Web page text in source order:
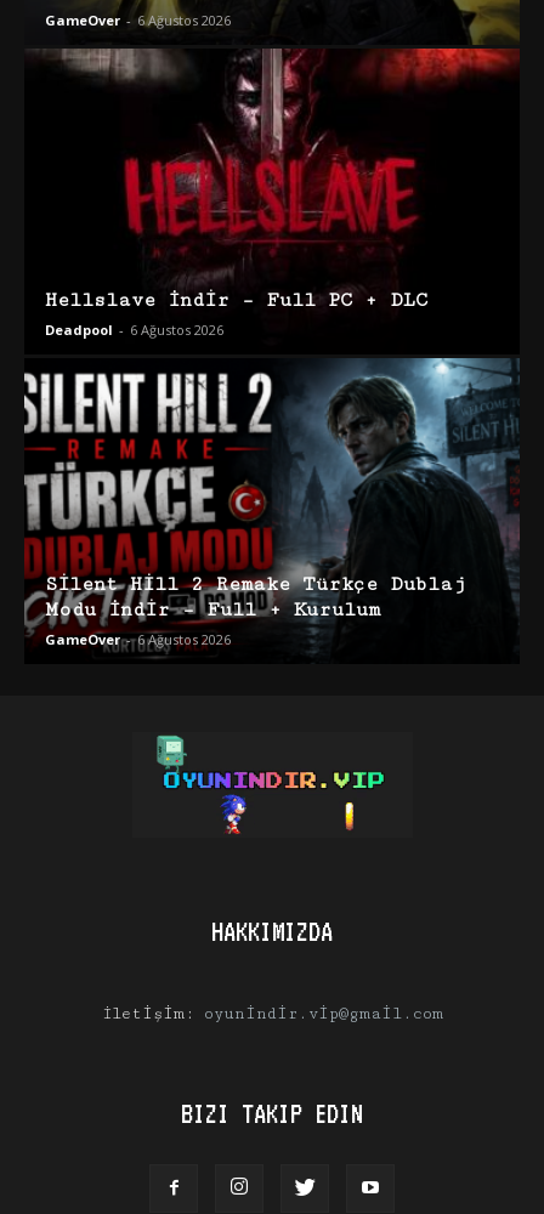
GameOver - 6 Ağustos 2026
Hellslave İndir – Full PC + DLC
Deadpool - 6 Ağustos 2026
Silent Hill 2 Remake Türkçe Dublaj
Modu İndir – Full + Kurulum
GameOver - 6 Ağustos 2026
HAKKIMIZDA
İletişim: oyunindir.vip@gmail.com
BIZI TAKIP EDIN